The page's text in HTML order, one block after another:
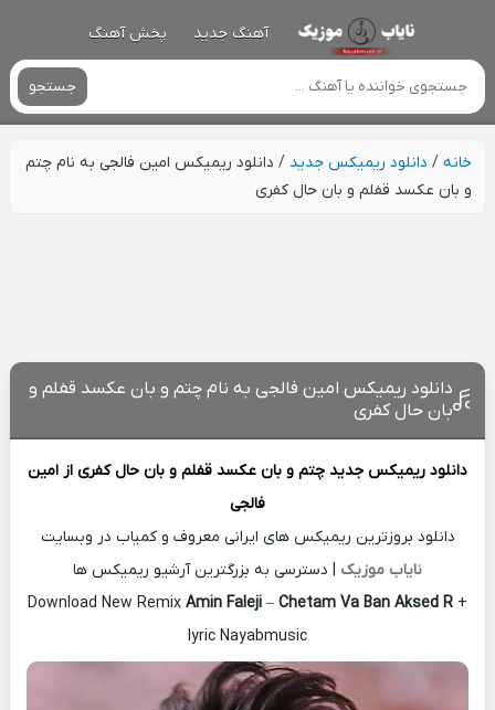
آهنگ جدید پخش آهنگ
جستجو
خانه/ دانلود ریمیکس جدید / دانلود ریمیکس امین فالجی به نام چتم
و بان عکسد قفلم و بان حال کفری
دانلود ریمیکس امین فالجی به نام چتم و بان عکسد قفلم و
بان حال کفری
دانلود ریمیکس جدید چتم و بان عکسد قفلم و بان حال کفری از امین
فالجی
دانلود بروزترین ریمیکس های ایرانی معروف و کمیاب در وبسایت
نایاب موزیک | دسترسی به بزرگترین آرشیو ریمیکس ها
Download New Remix Amin Faleji – Chetam Va Ban Aksed R +
lyric Nayabmusic